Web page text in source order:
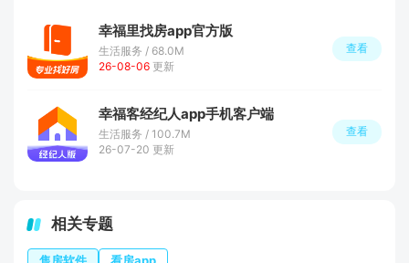
幸福里找房app官方版
生活服务 / 68.0M
26-08-06 更新
查看
幸福客经纪人app手机客户端
生活服务 / 100.7M
26-07-20 更新
查看
相关专题